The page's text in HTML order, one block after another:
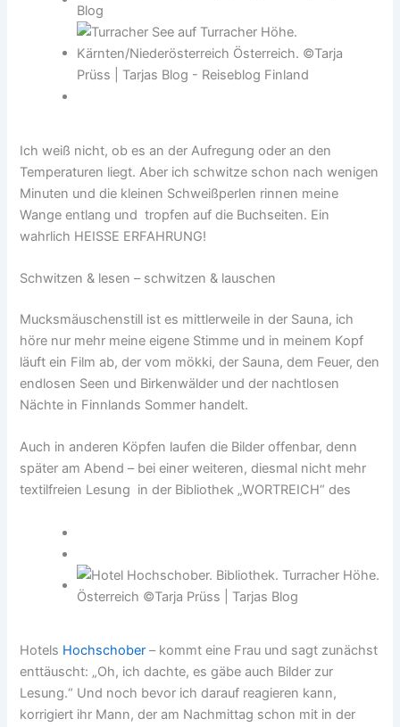
Ich weiß nicht, ob es an der Aufregung oder an den
Temperaturen liegt. Aber ich schwitze schon nach wenigen
Minuten und die kleinen Schweißperlen rinnen meine
Wange entlang und tropfen auf die Buchseiten. Ein
wahrlich HEISSE ERFAHRUNG!
Schwitzen & lesen – schwitzen & lauschen
Mucksmäuschenstill ist es mittlerweile in der Sauna, ich
höre nur mehr meine eigene Stimme und in meinem Kopf
läuft ein Film ab, der vom mökki, der Sauna, dem Feuer, den
endlosen Seen und Birkenwälder und der nachtlosen
Nächte in Finnlands Sommer handelt.
Auch in anderen Köpfen laufen die Bilder offenbar, denn
später am Abend – bei einer weiteren, diesmal nicht mehr
textilfreien Lesung in der Bibliothek „WORTREICH“ des
Hotels Hochschober – kommt eine Frau und sagt zunächst
enttäuscht: „Oh, ich dachte, es gäbe auch Bilder zur
Lesung.“ Und noch bevor ich darauf reagieren kann,
korrigiert ihr Mann, der am Nachmittag schon mit in der